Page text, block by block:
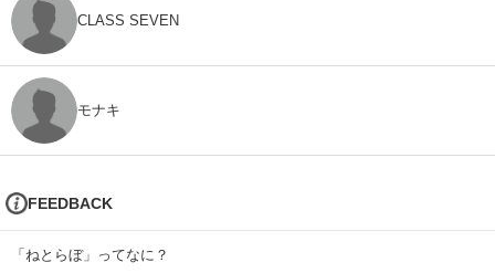
CLASS SEVEN
モナキ
FEEDBACK
「ねとらぼ」ってなに？